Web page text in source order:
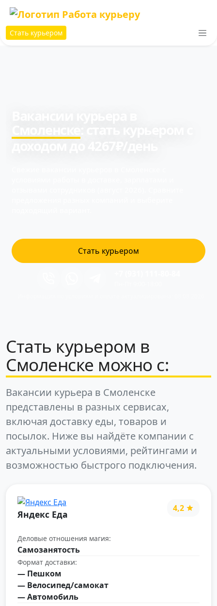
Стать курьером
Стать курьером
Стать курьером в
Смоленске можно с:
Вакансии курьера в Смоленске
представлены в разных сервисах,
включая доставку еды, товаров и
посылок. Ниже вы найдёте компании с
актуальными условиями, рейтингами и
возможностью быстрого подключения.
Яндекс Еда
4,2
Деловые отношения магия:
Самозанятость
Формат доставки:
— Пешком
— Велосипед/самокат
— Автомобиль